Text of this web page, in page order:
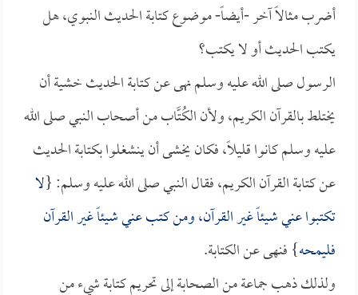
أضرب مثالاً آخر -أيضاً- موضوع كتابة الحديث النبوي، هل
يكتب الحديث أو لا يكتب؟
الرسول صلى الله عليه وسلم نهى عن كتابة الحديث خشية أن
يختلط بالقرآن الكريم، ولأن الكُتَّاب من أصحاب النبي صلى الله
عليه وسلم كانوا قليلاً، فكان يخشى أن ينشغلوا بكتابة الحديث
عن كتابة القرآن الكريم، فقال النبي صلى الله عليه وسلم: {لا
تكتبوا عني شيئاً غير القرآن، ومن كتب عني شيئاً غير القرآن
فليمحه} فنهى عن الكتابة.
ولذلك ذهب جماعة من الصحابة إلى تحريم كتابة شيء من